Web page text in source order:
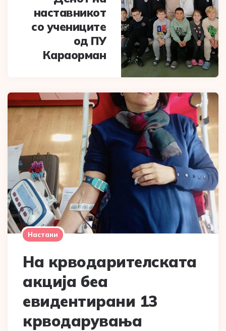
наставникот
со учениците
од ПУ
Караорман
Настани
На крводарителската
акција беа
евидентирани 13
крводарувања